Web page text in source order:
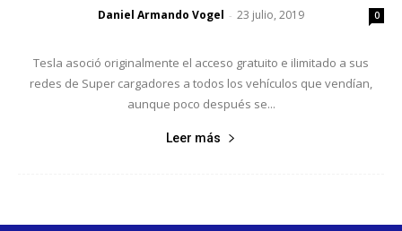
Daniel Armando Vogel - 23 julio, 2019 0
Tesla asoció originalmente el acceso gratuito e ilimitado a sus
redes de Super cargadores a todos los vehículos que vendían,
aunque poco después se...
Leer más